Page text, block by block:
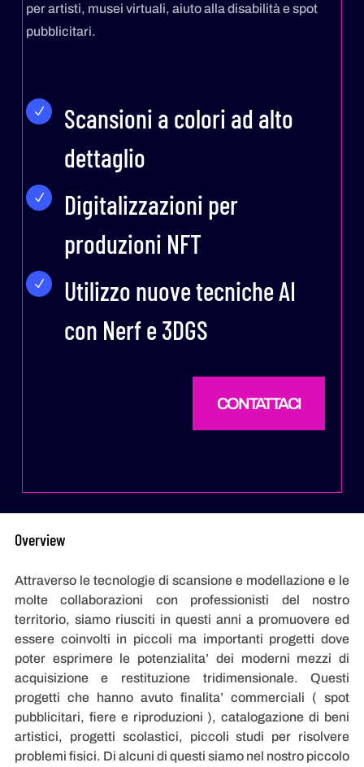
per artisti, musei virtuali, aiuto alla disabilità e spot
pubblicitari.
N
Scansioni a colori ad alto
dettaglio
N
Digitalizzazioni per
produzioni NFT
N
Utilizzo nuove tecniche AI
con Nerf e 3DGS
CONTATTACI
Overview
Attraverso le tecnologie di scansione e modellazione e le
molte collaborazioni con professionisti del nostro
territorio, siamo riusciti in questi anni a promuovere ed
essere coinvolti in piccoli ma importanti progetti dove
poter esprimere le potenzialita’ dei moderni mezzi di
acquisizione e restituzione tridimensionale. Questi
progetti che hanno avuto finalita’ commerciali ( spot
pubblicitari, fiere e riproduzioni ), catalogazione di beni
artistici, progetti scolastici, piccoli studi per risolvere
problemi fisici. Di alcuni di questi siamo nel nostro piccolo